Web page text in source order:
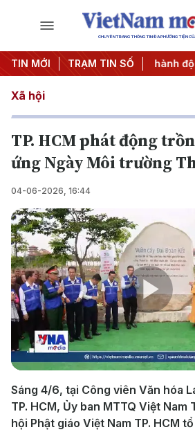
CHUYÊN TRANG THÔNG TIN ĐA PHƯƠNG TIỆN
TIN MỚI TRẠM TIN SỐ
#Đưa Nghị quyết thành hành động
Xã hội
TP. HCM phát động
ứng Ngày Môi trường
04-06-2026, 16:44
Sáng 4/6, tại Công viên Văn hóa
TP. HCM, Ủy ban MTTQ Việt Nam
hội Phật giáo Việt Nam TP. HCM